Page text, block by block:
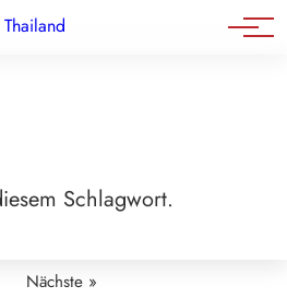
Schlagwort.
Nächste »